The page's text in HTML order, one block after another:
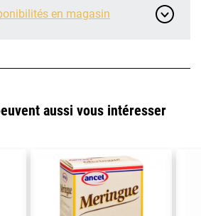
en magasin
aussi vous intéresser